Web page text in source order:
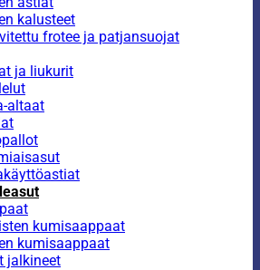
kalusteet
frotee ja patjansuojat
ja liukurit
altaat
kumisaappaat
kumisaappaat
jalkineet